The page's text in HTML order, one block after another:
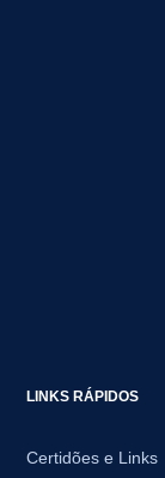
LINKS RÁPIDOS
Certidões e Links